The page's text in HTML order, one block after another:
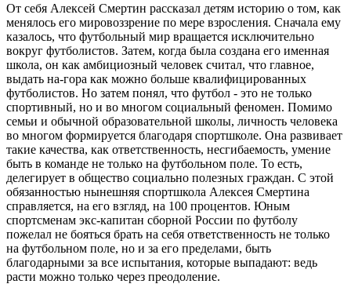
От себя Алексей Смертин рассказал детям историю о том, как
менялось его мировоззрение по мере взросления. Сначала ему
казалось, что футбольный мир вращается исключительно
вокруг футболистов. Затем, когда была создана его именная
школа, он как амбициозный человек считал, что главное,
выдать на-гора как можно больше квалифицированных
футболистов. Но затем понял, что футбол - это не только
спортивный, но и во многом социальный феномен. Помимо
семьи и обычной образовательной школы, личность человека
во многом формируется благодаря спортшколе. Она развивает
такие качества, как ответственность, несгибаемость, умение
быть в команде не только на футбольном поле. То есть,
делегирует в общество социально полезных граждан. С этой
обязанностью нынешняя спортшкола Алексея Смертина
справляется, на его взгляд, на 100 процентов. Юным
спортсменам экс-капитан сборной России по футболу
пожелал не бояться брать на себя ответственность не только
на футбольном поле, но и за его пределами, быть
благодарными за все испытания, которые выпадают: ведь
расти можно только через преодоление.